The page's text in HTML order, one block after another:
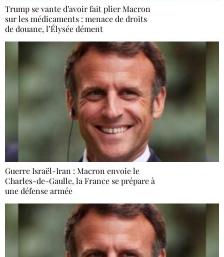
Trump se vante d’avoir fait plier Macron
sur les médicaments : menace de droits
de douane, l’Élysée dément
Guerre Israël-Iran : Macron envoie le
Charles-de-Gaulle, la France se prépare à
une défense armée